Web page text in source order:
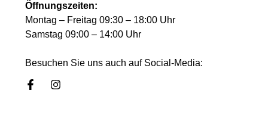
Öffnungszeiten:
Montag – Freitag 09:30 – 18:00 Uhr
Samstag 09:00 – 14:00 Uhr
Besuchen Sie uns auch auf Social-Media: